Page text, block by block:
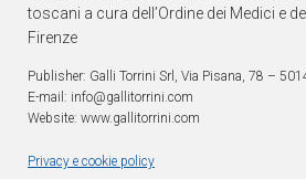
toscani a cura dell’Ordine dei Medici e
Firenze
Publisher: Galli Torrini Srl, Via Pisana, 78 –
E-mail: info@gallitorrini.com
Website: www.gallitorrini.com
Privacy e cookie policy